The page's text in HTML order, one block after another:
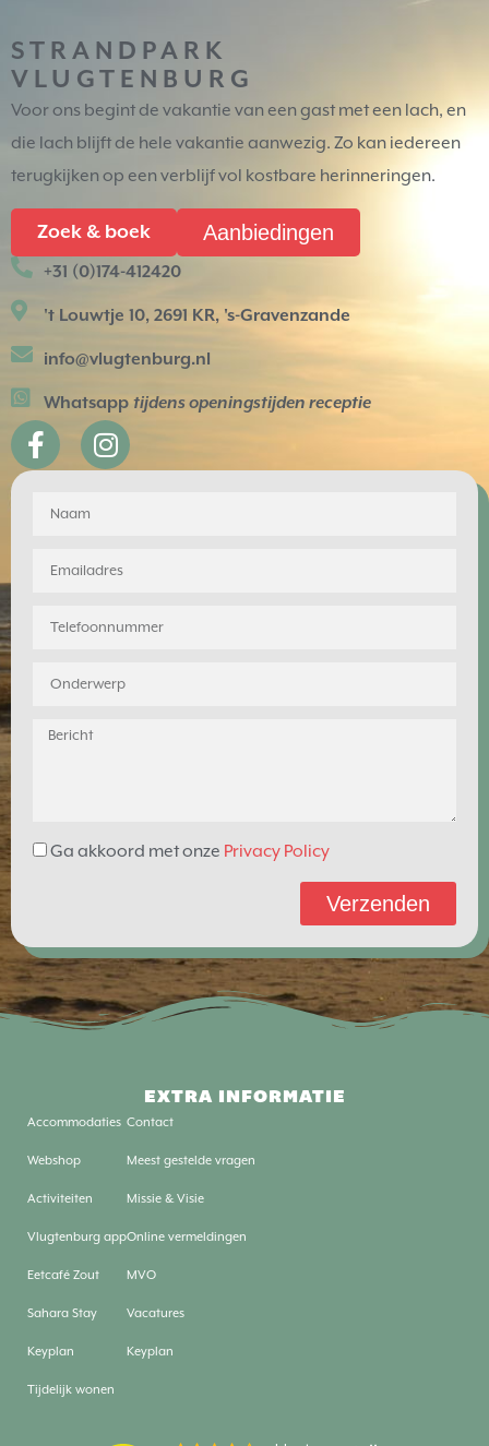
STRANDPARK
VLUGTENBURG
Voor ons begint de vakantie van een gast met een lach, en
die lach blijft de hele vakantie aanwezig. Zo kan iedereen
terugkijken op een verblijf vol kostbare herinneringen.
Zoek & boek Aanbiedingen
+31 (0)174-412420
't Louwtje 10, 2691 KR, 's-Gravenzande
info@vlugtenburg.nl
Whatsapp tijdens openingstijden receptie
Ga akkoord met onze Privacy Policy
Verzenden
EXTRA INFORMATIE
Accommodaties
Webshop
Activiteiten
Vlugtenburg app
Eetcafé Zout
Sahara Stay
Keyplan
Tijdelijk wonen
Contact
Meest gestelde vragen
Missie & Visie
Online vermeldingen
MVO
Vacatures
Keyplan